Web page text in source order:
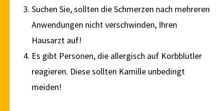
Suchen Sie, sollten die Schmerzen nach mehreren
Anwendungen nicht verschwinden, Ihren
Hausarzt auf!
Es gibt Personen, die allergisch auf Korbblütler
reagieren. Diese sollten Kamille unbedingt
meiden!